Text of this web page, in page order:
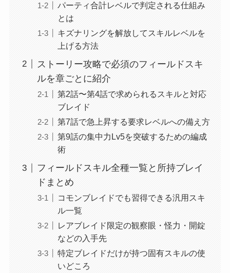
パーティ合計レベルで判定される仕組み
とは
キズナリングを解放してスキルレベルを
上げる方法
ストーリー攻略で必須のフィールドスキ
ルを章ごとに紹介
第2話〜第4話で求められるスキルと対応
ブレイド
第7話で急上昇する要求レベルへの備え方
第9話の集中力Lv5を突破するための編成
術
フィールドスキル全種一覧と所持ブレイ
ドまとめ
コモンブレイドでも習得できる汎用スキ
ル一覧
レアブレイド限定の観察眼・怪力・開錠
などの入手先
特定ブレイドだけが持つ固有スキルの使
いどころ